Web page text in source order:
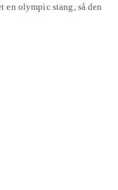
en olympic stang, så den